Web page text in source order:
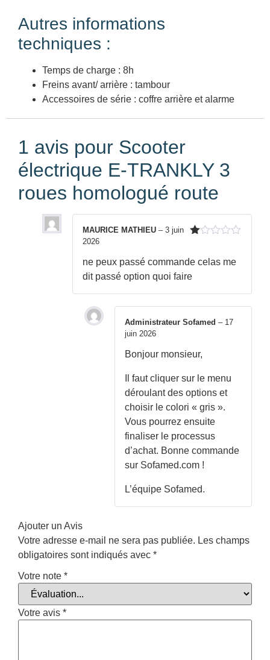
Autres informations
techniques :
Temps de charge : 8h
Freins avant/ arrière : tambour
Accessoires de série : coffre arrière et alarme
1 avis pour Scooter
électrique E-TRANKLY 3
roues homologué route
sur
5
MAURICE MATHIEU – 3 juin
2026
ne peux passé commande celas me
dit passé option quoi faire
Administrateur Sofamed – 17
juin 2026
Bonjour monsieur,
Il faut cliquer sur le menu
déroulant des options et
choisir le colori « gris ».
Vous pourrez ensuite
finaliser le processus
d’achat. Bonne commande
sur Sofamed.com !
L’équipe Sofamed.
Ajouter un Avis
Votre adresse e-mail ne sera pas publiée. Les champs
obligatoires sont indiqués avec *
Votre note *
Votre avis *